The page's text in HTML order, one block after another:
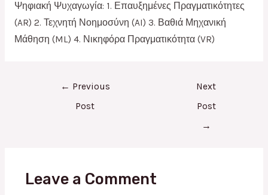
Ψηφιακή Ψυχαγωγία: 1. Επαυξημένες Πραγματικότητες
(AR) 2. Τεχνητή Νοημοσύνη (AI) 3. Βαθιά Μηχανική
Μάθηση (ML) 4. Νικηφόρα Πραγματικότητα (VR)
← Previous
Post
Next
Post
→
Leave a Comment